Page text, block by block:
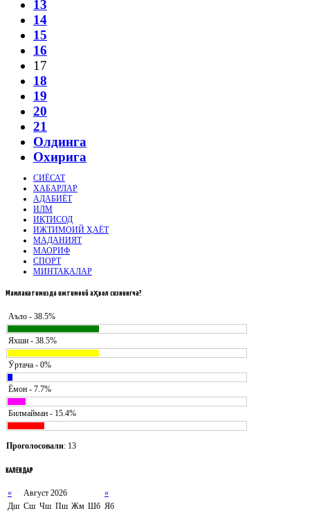
13
14
15
16
17
18
19
20
21
Олдинга
Охирига
СИЁСАТ
ХАБАРЛАР
АДАБИЁТ
ИЛМ
ИҚТИСОД
ИЖТИМОИЙ ҲАЁТ
МАДАНИЯТ
МАОРИФ
СПОРТ
МИНТАҚАЛАР
Мамлакатимиздаижтимоий аҳвол сизнингча?
Аъло - 38.5%
Яхши - 38.5%
Ӯртача - 0%
Ёмон - 7.7%
Билмайман - 15.4%
Проголосовали: 13
КАЛЕНДАР
« Август 2026
»
Дш Сш Чш Пш Жм Шб Яб